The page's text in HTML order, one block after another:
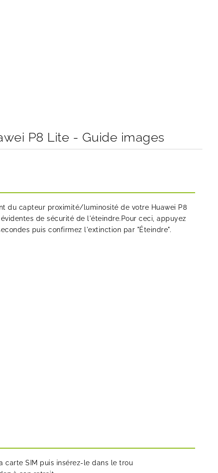
P8 Lite - Guide images
du capteur proximité/luminosité de votre Huawei P8
de sécurité de l'éteindre.Pour ceci, appuyez
puis confirmez l'extinction par "Éteindre".
SIM puis insérez-le dans le trou